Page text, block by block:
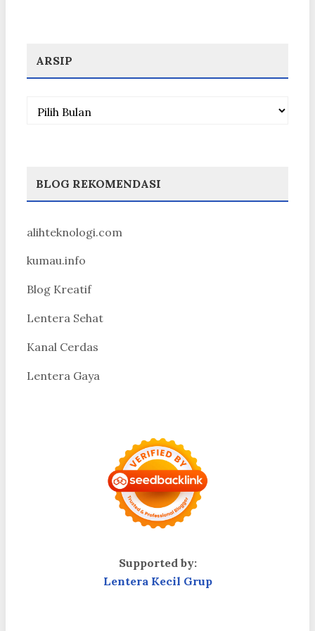
ARSIP
Arsip
BLOG REKOMENDASI
alihteknologi.com
kumau.info
Blog Kreatif
Lentera Sehat
Kanal Cerdas
Lentera Gaya
Supported by:
Lentera Kecil Grup